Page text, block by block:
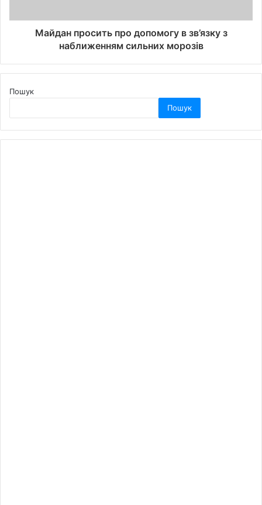
Майдан просить про допомогу в зв’язку з
наближенням сильних морозів
Пошук
Пошук